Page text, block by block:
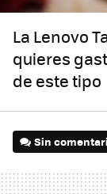
La Lenovo
quieres
de este tipo
Sin